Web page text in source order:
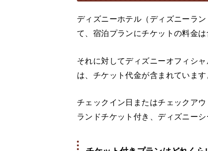
ディズニーホテル（ディズニーラ
て、宿泊プランにチケットの料金は
それに対してディズニーオフィシ
は、チケット代金が含まれています
チェックイン日またはチェックア
ランドチケット付き、ディズニー